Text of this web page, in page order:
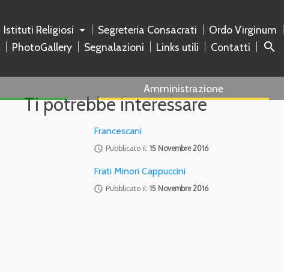
Istituti Religiosi Segreteria Consacrati
Ordo Virginum
PhotoGallery Segnalazioni Links utili Contatti search
Amministrazione
Ti potrebbe interessare
Francescani
access_time Pubblicato il:15 Novembre 2016
Frati Minori Cappuccini
access_time Pubblicato il:15 Novembre 2016